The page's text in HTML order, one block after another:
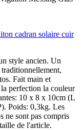
cadran solaire cuir
style ancien. Un
Fait main et
perfection la couleur
10 x 8 x 10cm (L
Poids: 0,3kg. Les
ne sont pas compris
de l'article.